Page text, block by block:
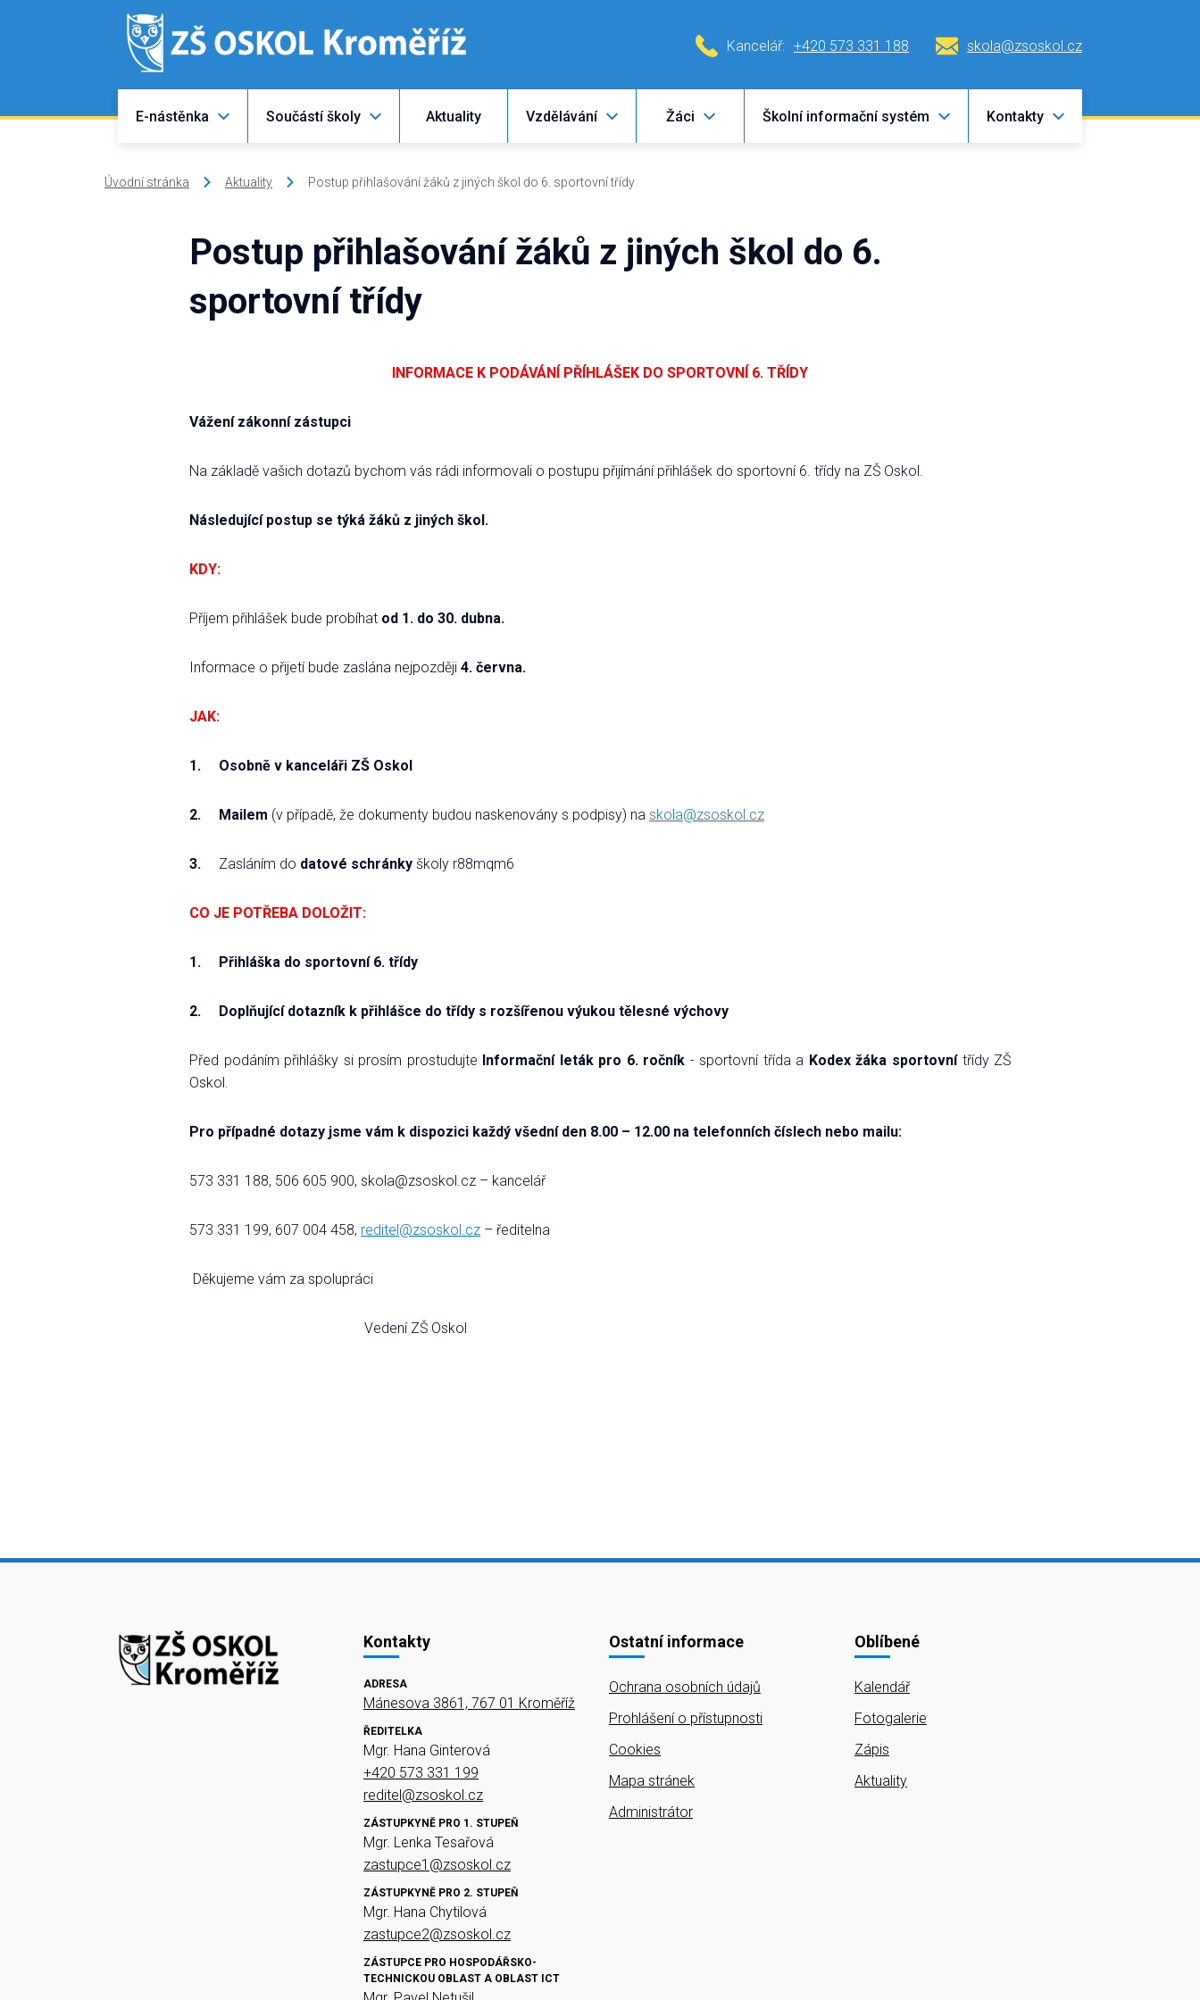
Kancelář: +420 573 331 188 skola@zsoskol.cz
E-nástěnka Součástí školy Aktuality Vzdělávání Žáci Školní informační systém Kontakty
Úvodní stránka Aktuality Postup přihlašování žáků z jiných škol do 6. sportovní třídy
Postup přihlašování žáků z jiných škol do 6.
sportovní třídy
INFORMACE K PODÁVÁNÍ PŘÍHLÁŠEK DO SPORTOVNÍ 6. TŘÍDY
Vážení zákonní zástupci
Na základě vašich dotazů bychom vás rádi informovali o postupu přijímání přihlášek do sportovní 6. třídy na ZŠ Oskol.
Následující postup se týká žáků z jiných škol.
KDY:
Příjem přihlášek bude probíhat od 1. do 30. dubna.
Informace o přijetí bude zaslána nejpozději 4. června.
JAK:
1. Osobně v kanceláři ZŠ Oskol
2. Mailem (v případě, že dokumenty budou naskenovány s podpisy) na skola@zsoskol.cz
3. Zasláním do datové schránky školy r88mqm6
CO JE POTŘEBA DOLOŽIT:
1. Přihláška do sportovní 6. třídy
2. Doplňující dotazník k přihlášce do třídy s rozšířenou výukou tělesné výchovy
Před podáním přihlášky si prosím prostudujte Informační leták pro 6. ročník - sportovní třída a Kodex žáka sportovnítřídy ZŠ
Oskol.
Pro případné dotazy jsme vám k dispozici každý všední den 8.00 – 12.00 na telefonních číslech nebo mailu:
573 331 188, 506 605 900, skola@zsoskol.cz – kancelář
573 331 199, 607 004 458, reditel@zsoskol.cz – ředitelna
Děkujeme vám za spolupráci
Vedení ZŠ Oskol
Kontakty
ADRESA
Mánesova 3861, 767 01 Kroměříž
ŘEDITELKA
Mgr. Hana Ginterová
+420 573 331 199
reditel@zsoskol.cz
ZÁSTUPKYNĚ PRO 1. STUPEŇ
Mgr. Lenka Tesařová
zastupce1@zsoskol.cz
ZÁSTUPKYNĚ PRO 2. STUPEŇ
Mgr. Hana Chytilová
zastupce2@zsoskol.cz
ZÁSTUPCE PRO HOSPODÁŘSKO-
TECHNICKOU OBLAST A OBLAST ICT
Ostatní informace
Ochrana osobních údajů
Prohlášení o přístupnosti
Cookies
Mapa stránek
Administrátor
Oblíbené
Kalendář
Fotogalerie
Zápis
Aktuality